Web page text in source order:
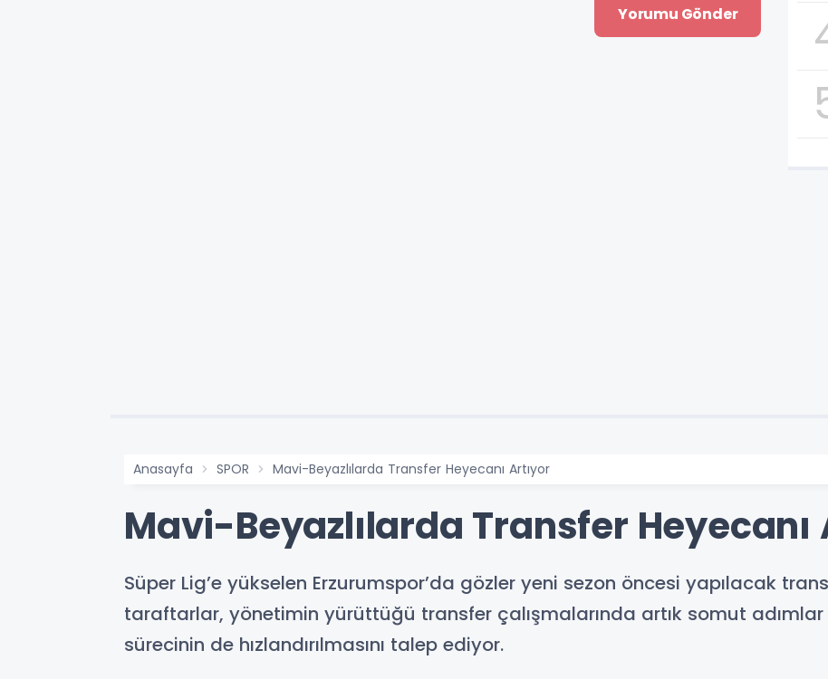
Anasayfa SPOR Mavi-Beyazlılarda Transfer Heyecanı Artıyor
Mavi-Beyazlılarda Transfer Heyecanı
Süper Lig’e yükselen Erzurumspor’da gözler yeni sezon öncesi yapılacak
taraftarlar, yönetimin yürüttüğü transfer çalışmalarında artık somut
sürecinin de hızlandırılmasını talep ediyor.